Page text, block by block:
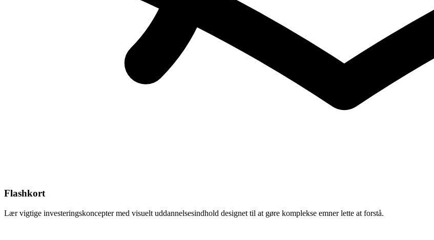
Flashkort
Lær vigtige investeringskoncepter med visuelt uddannelsesindhold designet til at gøre komplekse emner lette at forstå.